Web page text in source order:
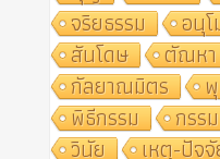
จริยธรรม
อนุ
สันโดษ
ตัณหา
กัลยาณมิตร
พิธีกรรม
กรรม
วินัย
เหตุ-ปัจ